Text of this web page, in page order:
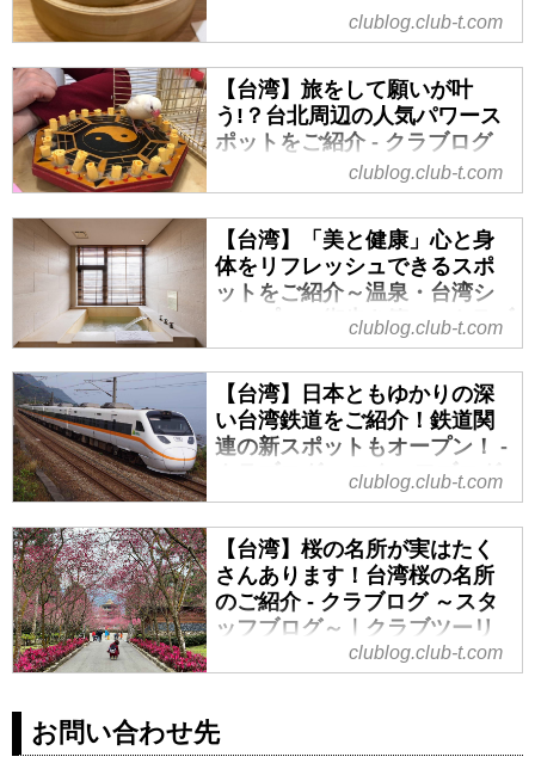
美食で知られる台湾は、ローカル
は有名ですが、そのほかにも牛肉
麺などの麺料理、朝ごはんとして
有名な豆漿（トウジャン）、日本
ではなかなか食べられないガチョ
ウ肉など台湾ならではのローカル
グルメ、ローカル食堂は多種多
様！初めての方もリピーターの方
も、ぜひお召し上がりいただきた
い台湾のローカルグルメをご紹介
clublog.club-t.com
【台湾】旅をして願いが叶
う!？台北周辺の人気パワース
ポットをご紹介 - クラブログ
～スタッフブログ～｜クラブ
ツーリズム
こんにちは！本日は台湾・台北周
辺の人気パワースポット（開運ス
ポット）をご紹介します。金運・
健康運・仕事運・恋愛運アップに
効果があると評判の高いスポット
でお参りすれば、素敵な効果も期
待できるかもしれません。運気ア
ップ！美味しい食べ物で元気注
入！心も身体も大満足！きっと新
しい発見がたくさん見つかること
でしょう。
clublog.club-t.com
【台湾】「美と健康」心と身
体をリフレッシュできるスポ
ットをご紹介～温泉・台湾シ
ャンプー・街歩き篇～ - クラブ
ログ ～スタッフブログ～｜ク
ラブツーリズム
皆様こんにちは。本日は「美と健
康」をテーマに非日常感を味わえ
る台湾のスポットご紹介します。
仕事にプライベートにと忙しいけ
をチャージしたい！週末や３連休
を利用してリフレッシュできる女
性におすすめのスポットをまとめ
ました。今回は台北と北投温泉、
猫村など、台北とその周辺を中心
clublog.club-t.com
【台湾】日本ともゆかりの深
い台湾鉄道をご紹介！鉄道関
連の新スポットもオープン！ -
クラブログ ～スタッフブログ
～｜クラブツーリズム
台湾は日本統治時代に鉄道建築が
本格化し、海外で始めて日本の新
幹線技術が採用された地域でもあ
ります。日本製の特急列車が走っ
ているほか、日本では引退した旧
型客車を利用した普通列車（普快
ログでは台湾鉄道と2020年7月に
オープンしたばかりの鉄道関連の
clublog.club-t.com
【台湾】桜の名所が実はたく
さんあります！台湾桜の名所
のご紹介 - クラブログ ～スタ
ッフブログ～｜クラブツーリ
ン！日本よりひと足早く１月下旬
ごろから桜が咲き始め、４月中旬
clublog.club-t.com
お問い合わせ先